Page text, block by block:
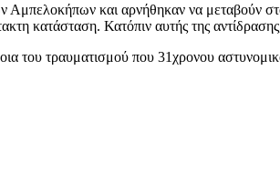
και αρνήθηκαν να μεταβούν
κατάσταση. Κατόπιν αυτής της
του τραυματισμού που 31χρονου